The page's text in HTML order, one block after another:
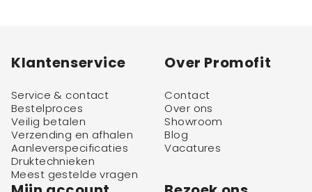
Klantenservice
Service & contact
Bestelproces
Veilig betalen
Verzending en afhalen
Aanleverspecificaties
Druktechnieken
Meest gestelde vragen
Over Promofit
Contact
Over ons
Showroom
Blog
Vacatures